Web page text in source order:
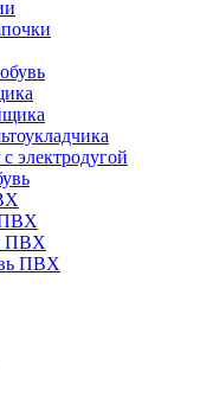
электродугой
ПВХ
ПВХ
ПВХ